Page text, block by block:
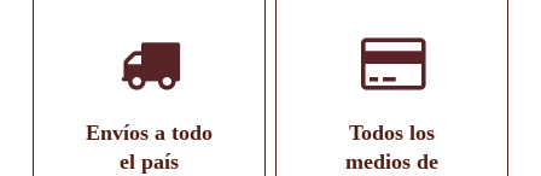
Envíos a todo
el país
Todos los
medios de